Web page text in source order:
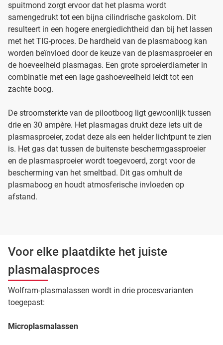
spuitmond zorgt ervoor dat het plasma wordt
samengedrukt tot een bijna cilindrische gaskolom. Dit
resulteert in een hogere energiedichtheid dan bij het lassen
met het TIG-proces. De hardheid van de plasmaboog kan
worden beïnvloed door de keuze van de plasmasproeier en
de hoeveelheid plasmagas. Een grote sproeierdiameter in
combinatie met een lage gashoeveelheid leidt tot een
zachte boog.
De stroomsterkte van de pilootboog ligt gewoonlijk tussen
drie en 30 ampère. Het plasmagas drukt deze iets uit de
plasmasproeier, zodat deze als een helder lichtpunt te zien
is. Het gas dat tussen de buitenste beschermgassproeier
en de plasmasproeier wordt toegevoerd, zorgt voor de
bescherming van het smeltbad. Dit gas omhult de
plasmaboog en houdt atmosferische invloeden op
afstand.
Voor elke plaatdikte het juiste
plasmalasproces
Wolfram-plasmalassen wordt in drie procesvarianten
toegepast:
Microplasmalassen